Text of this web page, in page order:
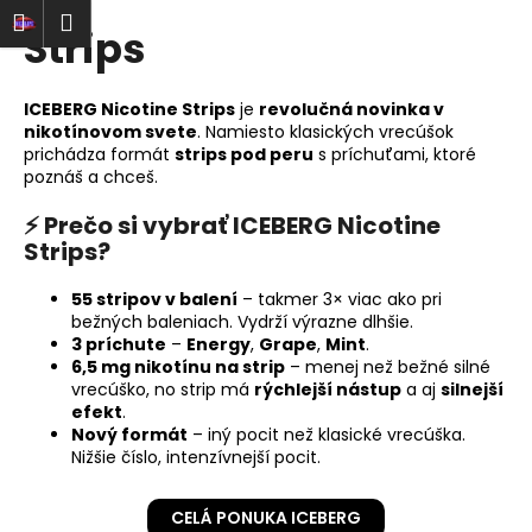
Prejsť
na
obsah
Nákupný
košík
Strips
ICEBERG Nicotine Strips je revolučná novinka v
nikotínovom svete. Namiesto klasických vrecúšok
prichádza formát strips pod peru s príchuťami, ktoré
poznáš a chceš.
⚡ Prečo si vybraťICEBERG Nicotine
Strips?
55 stripov v balení – takmer 3× viac ako pri
bežných baleniach. Vydrží výrazne dlhšie.
3 príchute – Energy, Grape, Mint.
6,5 mg nikotínu na strip – menej než bežné silné
vrecúško, no strip má rýchlejší nástup a aj silnejší
efekt.
Nový formát – iný pocit než klasické vrecúška.
Nižšie číslo, intenzívnejší pocit.
CELÁ PONUKA ICEBERG
K
o Späť
Späť
Č
o
p
o
t